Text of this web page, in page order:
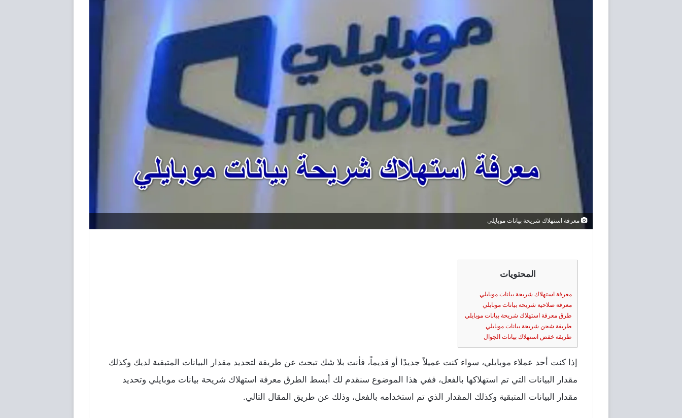
معرفة استهلاك شريحة بيانات موبايلي
المحتويات
معرفة استهلاك شريحة بيانات موبايلي
معرفة صلاحية شريحة بيانات موبايلي
طرق معرفة استهلاك شريحة بيانات موبايلي
طريقة شحن شريحة بيانات موبايلي
طريقة خفض استهلاك بيانات الجوال
إذا كنت أحد عملاء موبايلي، سواء كنت عميلاً جديدًا أو قديماً، فأنت بلا شك تبحث عن طريقة لتحديد مقدار البيانات المتبقية لديك وكذلك
مقدار البيانات التي تم استهلاكها بالفعل، ففي هذا الموضوع سنقدم لك أبسط الطرق معرفة استهلاك شريحة بيانات موبايلي وتحديد
مقدار البيانات المتبقية وكذلك المقدار الذي تم استخدامه بالفعل، وذلك عن طريق المقال التالي.